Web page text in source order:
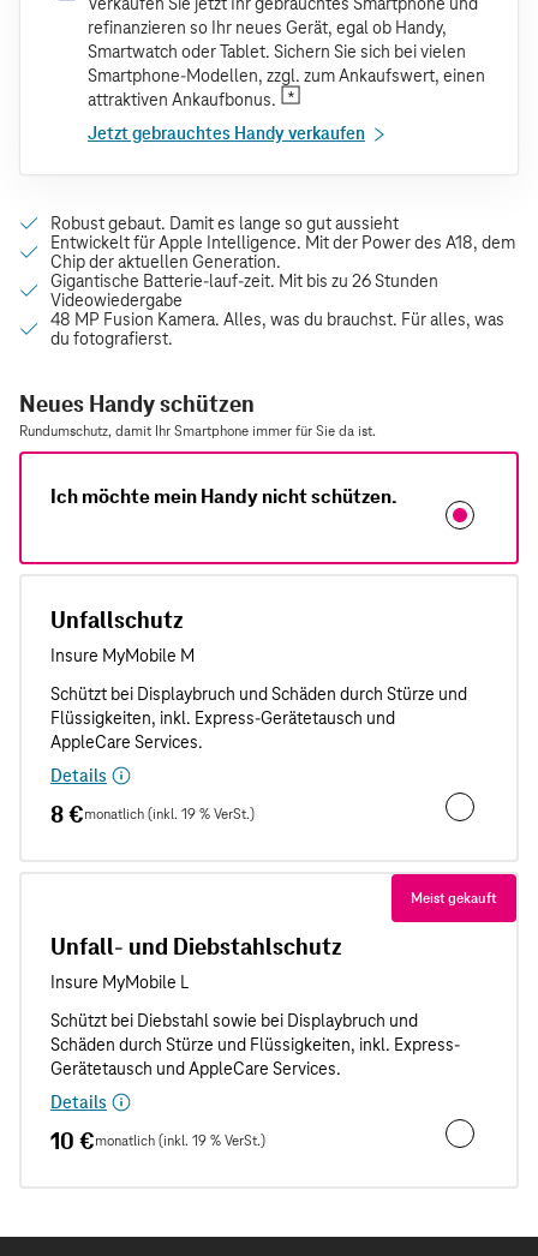
refinanzieren so Ihr neues Gerät, egal ob Handy,
Smartwatch oder Tablet. Sichern Sie sich bei vielen
Smartphone-Modellen, zzgl. zum Ankaufswert, einen
attraktiven Ankaufbonus.
Jetzt gebrauchtes Handy verkaufen
Neues Handy schützen
Rundumschutz, damit Ihr Smartphone immer für Sie da ist.
Ich möchte mein Handy nicht schützen.
Unfallschutz
Details
8 €monatlich (inkl. 19 % VerSt.)
Meist gekauft
Unfall- und Diebstahlschutz
Details
10 €monatlich (inkl. 19 % VerSt.) Unfall- und